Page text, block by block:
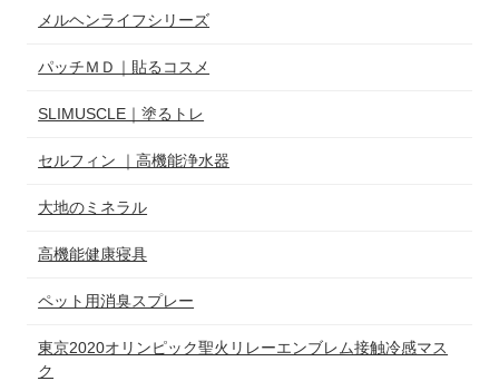
メルヘンライフシリーズ
パッチＭＤ｜貼るコスメ
SLIMUSCLE｜塗るトレ
セルフィン ｜高機能浄水器
大地のミネラル
高機能健康寝具
ペット用消臭スプレー
東京2020オリンピック聖火リレーエンブレム接触冷感マス
ク